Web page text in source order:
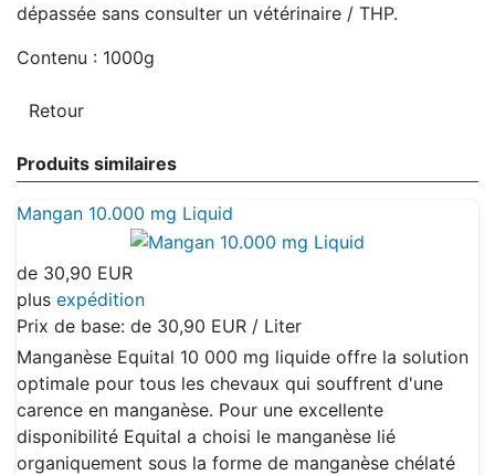
dépassée sans consulter un vétérinaire / THP.
Contenu : 1000g
Produits similaires
Mangan 10.000 mg Liquid
de 30,90 EUR
plus expédition
Prix de base: de 30,90 EUR / Liter
Manganèse Equital 10 000 mg liquide offre la solution
optimale pour tous les chevaux qui souffrent d'une
carence en manganèse. Pour une excellente
disponibilité Equital a choisi le manganèse lié
organiquement sous la forme de manganèse chélaté